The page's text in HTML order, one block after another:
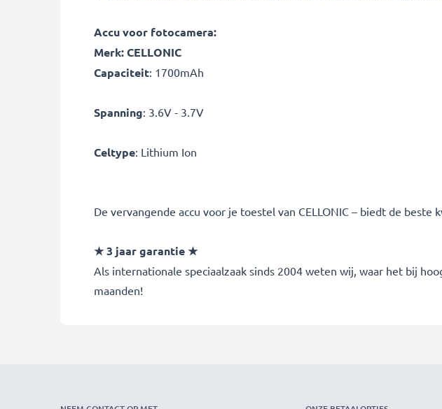
Accu voor fotocamera:
Merk: CELLONIC
Capaciteit: 1700mAh
Spanning: 3.6V - 3.7V
Celtype: Lithium Ion
De vervangende accu voor je toestel van CELLONIC – biedt de
★ 3 jaar garantie ★
Als internationale speciaalzaak sinds 2004 weten wij, waar het bij
maanden!